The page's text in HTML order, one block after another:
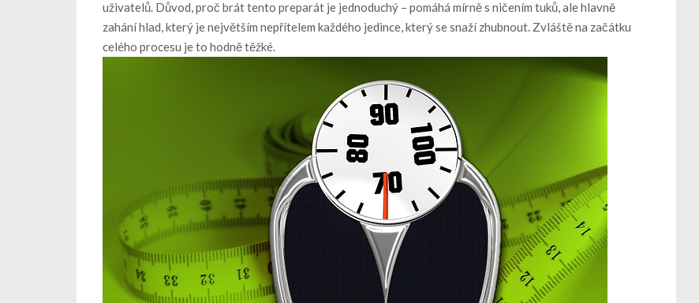
uživatelů. Důvod, proč brát tento preparát je jednoduchý – pomáhá mírně s ničením tuků, ale hlavně
zahání hlad, který je největším nepřítelem každého jedince, který se snaží zhubnout. Zvláště na začátku
celého procesu je to hodně těžké.